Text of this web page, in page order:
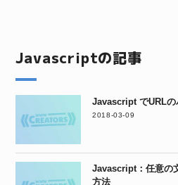
Javascriptの記事
Javascript でURLの
2018-03-09
Javascript：任意の
方法